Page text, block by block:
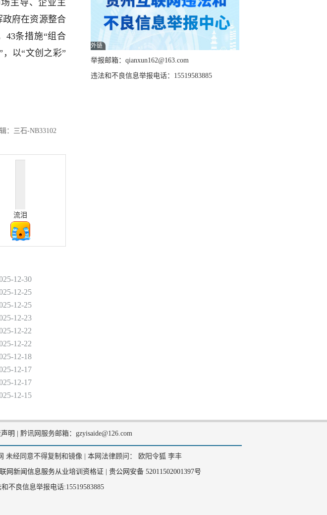
主导、企业主
府在资源整合
43条措施“组合
以“文创之彩”
：三石-NB33102
流泪
12-30
12-25
12-25
12-23
12-22
12-22
12-18
12-17
12-17
12-15
外链
举报邮箱：qianxun162@163.com
违法和不良信息举报电话：15519583885
明 黔讯网服务邮箱：gzyisaide@126.com
未经同意不得复制和镜像 | 本网法律顾问： 欧阳令狐 李丰
网新闻信息服务从业培训资格证 贵公网安备 52011502001397号
不良信息举报电话:15519583885